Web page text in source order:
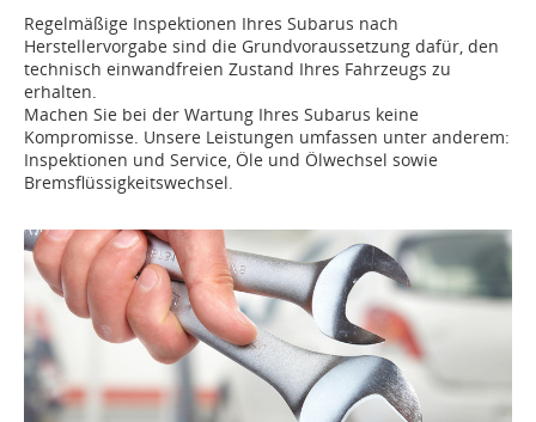
Regelmäßige Inspektionen Ihres Subarus nach
Herstellervorgabe sind die Grundvoraussetzung dafür, den
technisch einwandfreien Zustand Ihres Fahrzeugs zu
erhalten.
Machen Sie bei der Wartung Ihres Subarus keine
Kompromisse. Unsere Leistungen umfassen unter anderem:
Inspektionen und Service, Öle und Ölwechsel sowie
Bremsflüssigkeitswechsel.